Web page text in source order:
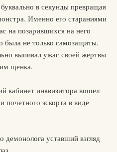
в секунды превращая
Именно его стараниями
на позарившихся на него
была не только самозащиты.
выпивал ужас своей жертвы
щенка.
кабинет инквизитора вошел
эскорта в виде
уставший взгляд